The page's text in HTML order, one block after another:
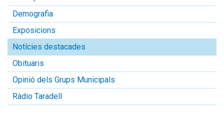
Demografia
Exposicions
Notícies destacades
Obituaris
Opinió dels Grups Municipals
Ràdio Taradell